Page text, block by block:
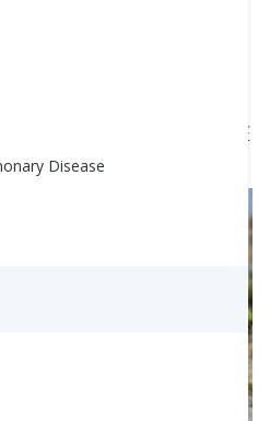
Disease
MPH, RD, CDE
素抗性，锻炼通常刺激肝脏
来导致血糖升高。